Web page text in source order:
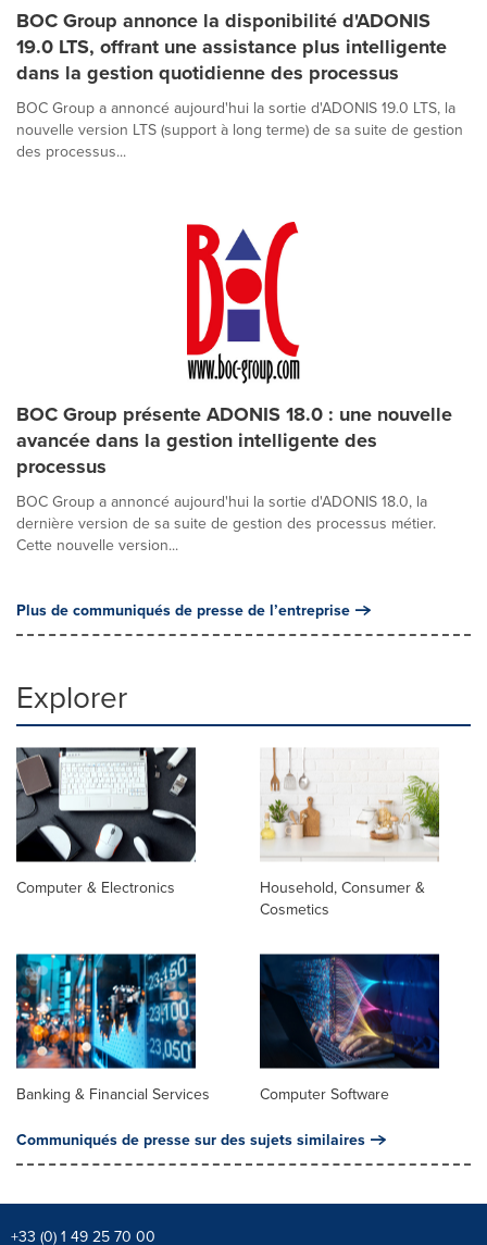
BOC Group annonce la disponibilité d'ADONIS
19.0 LTS, offrant une assistance plus intelligente
dans la gestion quotidienne des processus
BOC Group a annoncé aujourd'hui la sortie d'ADONIS 19.0 LTS, la
nouvelle version LTS (support à long terme) de sa suite de gestion
des processus...
BOC Group présente ADONIS 18.0 : une nouvelle
avancée dans la gestion intelligente des
processus
BOC Group a annoncé aujourd'hui la sortie d'ADONIS 18.0, la
dernière version de sa suite de gestion des processus métier.
Cette nouvelle version...
Plus de communiqués de presse de l’entreprise
Explorer
Computer & Electronics
Household, Consumer &
Cosmetics
Banking & Financial Services Computer Software
Communiqués de presse sur des sujets similaires
+33 (0) 1 49 25 70 00